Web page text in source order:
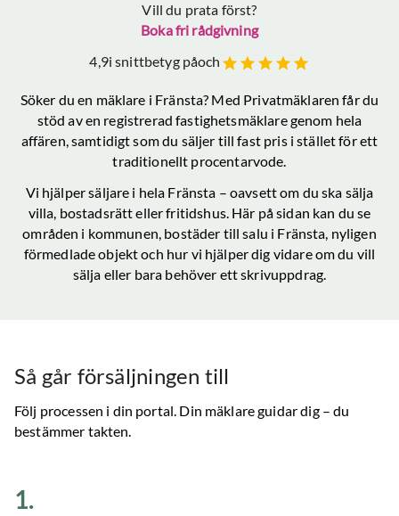
Vill du prata först?
Boka fri rådgivning
4,9i snittbetyg påoch
Söker du en mäklare i Fränsta? Med Privatmäklaren får du
stöd av en registrerad fastighetsmäklare genom hela
affären, samtidigt som du säljer till fast pris i stället för ett
traditionellt procentarvode.
Vi hjälper säljare i hela Fränsta – oavsett om du ska sälja
villa, bostadsrätt eller fritidshus. Här på sidan kan du se
områden i kommunen, bostäder till salu i Fränsta, nyligen
förmedlade objekt och hur vi hjälper dig vidare om du vill
sälja eller bara behöver ett skrivuppdrag.
Så går försäljningen till
Följ processen i din portal. Din mäklare guidar dig – du
bestämmer takten.
1.